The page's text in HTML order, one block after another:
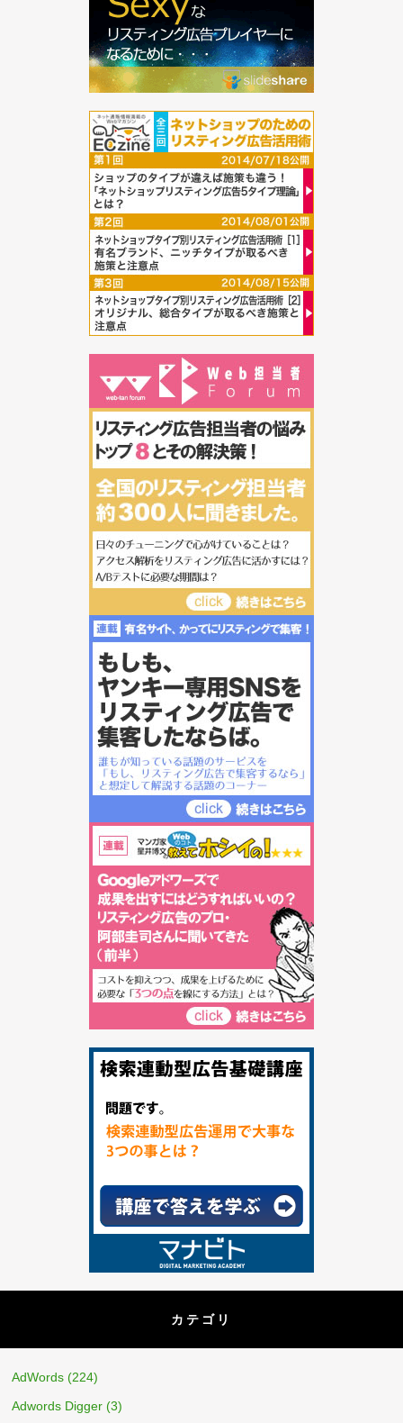
カテゴリ
AdWords (224)
Adwords Digger (3)